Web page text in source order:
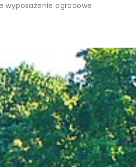
wyposażenie ogrodowe
ŻYCIE I CZŁOWIEK
12 | 12 | 2021
Na co zwracać
Zakup wina może